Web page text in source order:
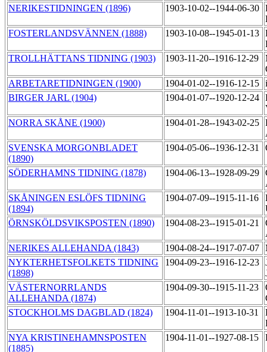
NERIKESTIDNINGEN (1896)
1903-10-02--1944-06-30
FOSTERLANDSVÄNNEN (1888)
1903-10-08--1945-01-13
TROLLHÄTTANS TIDNING (1903)
1903-11-20--1916-12-29
ARBETARETIDNINGEN (1900)
1904-01-02--1916-12-15
BIRGER JARL (1904)
1904-01-07--1920-12-24
NORRA SKÅNE (1900)
1904-01-28--1943-02-25
SVENSKA MORGONBLADET
(1890)
1904-05-06--1936-12-31
SÖDERHAMNS TIDNING (1878) 1904-06-13--1928-09-29
SKÅNINGEN ESLÖFS TIDNING
(1894)
1904-07-09--1915-11-16
ÖRNSKÖLDSVIKSPOSTEN (1890)
1904-08-23--1915-01-21
NERIKES ALLEHANDA (1843)
1904-08-24--1917-07-07
NYKTERHETSFOLKETS TIDNING
(1898)
1904-09-23--1916-12-23
VÄSTERNORRLANDS
ALLEHANDA (1874)
1904-09-30--1915-11-23
STOCKHOLMS DAGBLAD (1824)
1904-11-01--1913-10-31
NYA KRISTINEHAMNSPOSTEN
(1885)
1904-11-01--1927-08-15